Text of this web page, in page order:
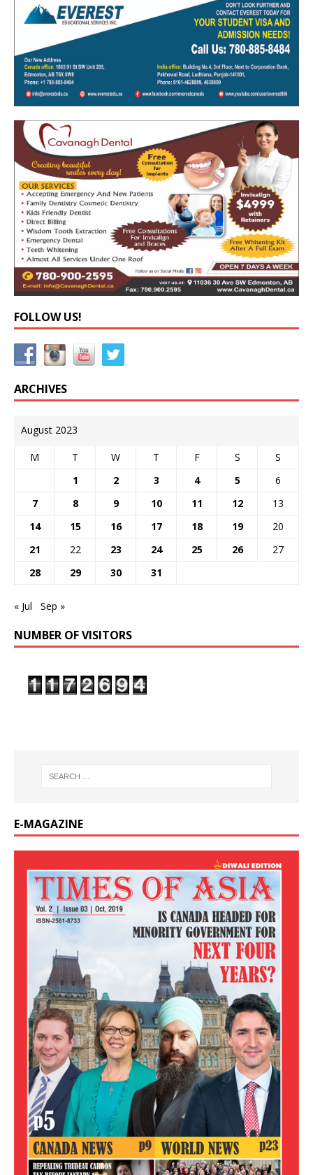
FOLLOW US!
ARCHIVES
August 2023
M T W T F S
S
1
2 3 4 5
6
7
8 9 10 11 12
13
14
15 16 17 18 19
20
21
22 23 24 25 26
27
28
29 30 31
« Jul Sep »
NUMBER OF VISITORS
E-MAGAZINE